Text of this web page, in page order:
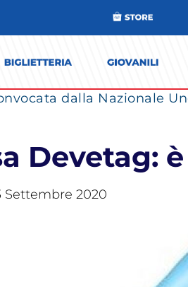
dalla Nazionale
Devetag:
Settembre 2020